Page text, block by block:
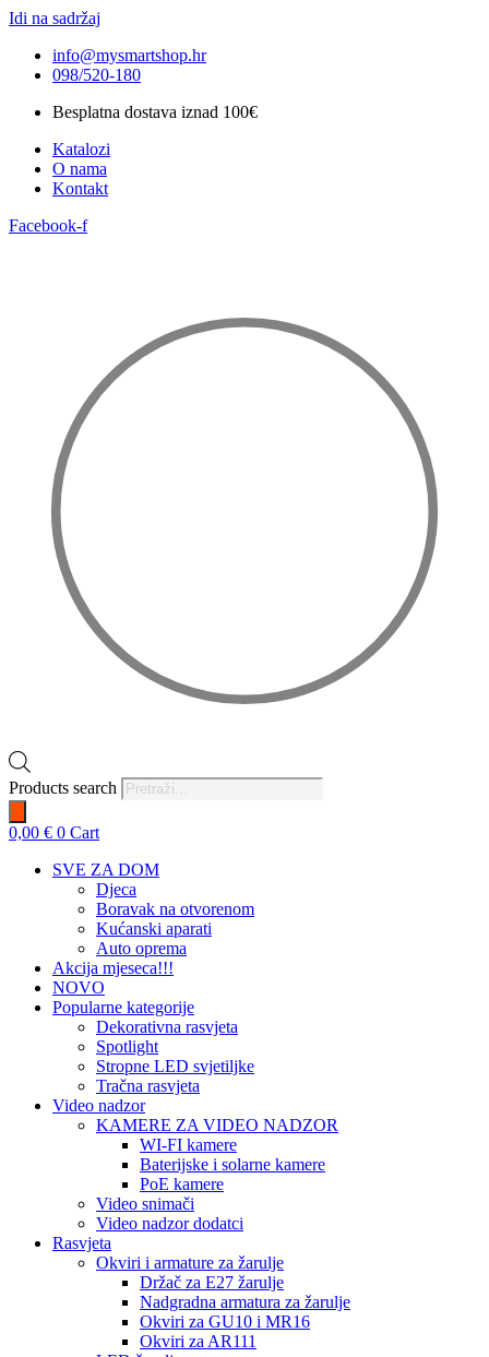
Idi na sadržaj
info@mysmartshop.hr
098/520-180
Besplatna dostava iznad 100€
Katalozi
O nama
Kontakt
Facebook-f
Products search
0,00 € 0 Cart
SVE ZA DOM
Djeca
Boravak na otvorenom
Kućanski aparati
Auto oprema
Akcija mjeseca!!!
NOVO
Popularne kategorije
Dekorativna rasvjeta
Spotlight
Stropne LED svjetiljke
Tračna rasvjeta
Video nadzor
KAMERE ZA VIDEO NADZOR
WI-FI kamere
Baterijske i solarne kamere
PoE kamere
Video snimači
Video nadzor dodatci
Rasvjeta
Okviri i armature za žarulje
Držač za E27 žarulje
Nadgradna armatura za žarulje
Okviri za GU10 i MR16
Okviri za AR111